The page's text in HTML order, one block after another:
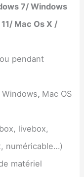
7/ Windows
Mac Os X /
pendant
, Mac OS
livebox,
numéricable…)
matériel